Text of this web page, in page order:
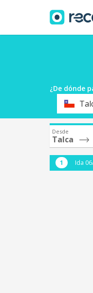
¿De dónde
Origen
Desde
Talca
Ida